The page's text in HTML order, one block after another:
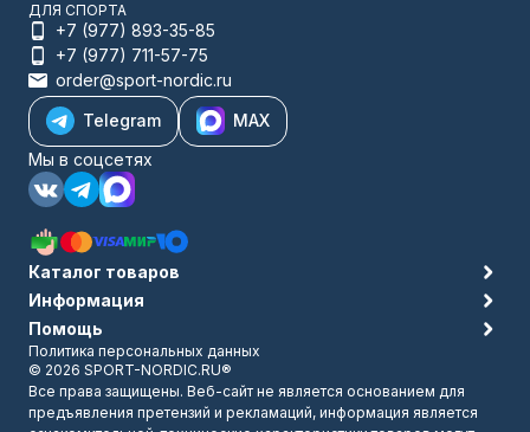
ДЛЯ СПОРТА
+7 (977) 893-35-85
+7 (977) 711-57-75
order@sport-nordic.ru
Telegram
MAX
Мы в соцсетях
Каталог товаров
Информация
Помощь
Политика персональных данных
© 2026 SPORT-NORDIC.RU®
Все права защищены. Веб-сайт не является основанием для
предъявления претензий и рекламаций, информация является